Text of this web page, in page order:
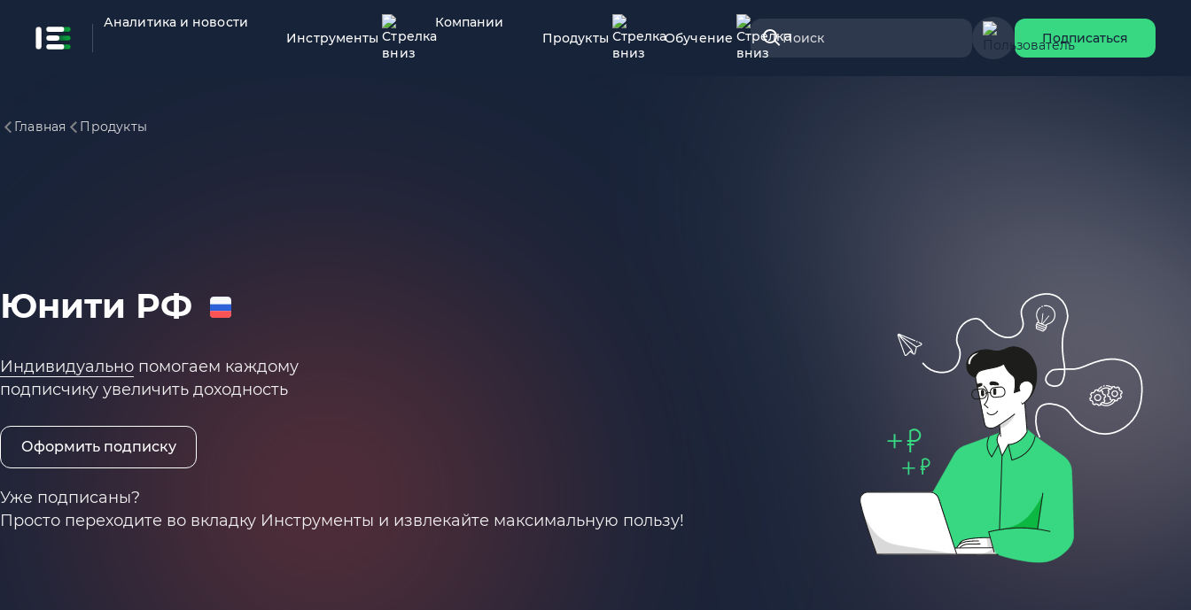
Аналитика и новости
Инструменты
Компании
Продукты
Обучение Поиск Подписаться
Главная Продукты
Юнити РФ
Индивидуально помогаем каждому
подписчику увеличить доходность
Оформить подписку
Уже подписаны?
Просто переходите во вкладку Инструменты и извлекайте максимальную пользу!